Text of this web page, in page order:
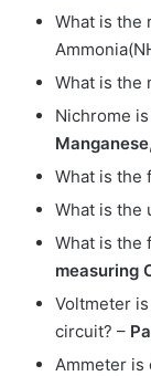
What is the
What is the
Nichrome
What is the
What is the
What is the
measuring
Voltmeter
circuit? –
Ammeter is